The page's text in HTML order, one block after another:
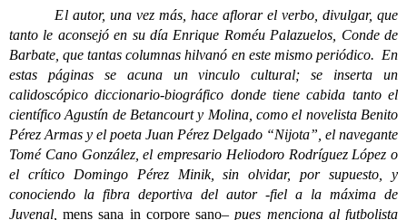
El autor, una vez más, hace aflorar el verbo, divulgar, que
tanto le aconsejó en su día Enrique Roméu Palazuelos, Conde de
Barbate, que tantas columnas hilvanó en este mismo periódico. En
estas páginas se acuna un vinculo cultural; se inserta un
calidoscópico diccionario-biográfico donde tiene cabida tanto el
científico Agustín de Betancourt y Molina, como el novelista Benito
Pérez Armas y el poeta Juan Pérez Delgado “Nijota”, el navegante
Tomé Cano González, el empresario Heliodoro Rodríguez López o
el crítico Domingo Pérez Minik, sin olvidar, por supuesto, y
conociendo la fibra deportiva del autor -fiel a la máxima de
Juvenal,mens sana in corpore sano– pues menciona al futbolista